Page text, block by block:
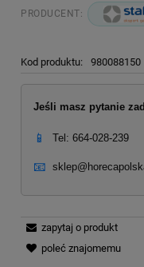
PRODUCENT:
Kod produktu: 980088150
Jeśli masz pytanie
📱 Tel: 664-028-239
📧
zapytaj o produkt
poleć znajomemu